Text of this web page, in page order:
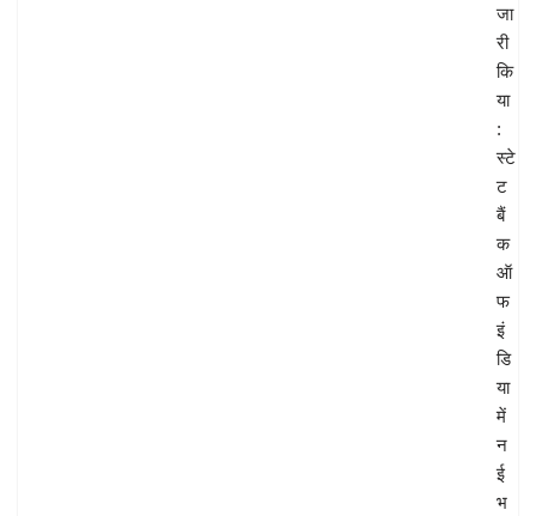
जा
री
कि
या
:
स्टे
ट
बैं
क
ऑ
फ
इं
डि
या
में
न
ई
भ